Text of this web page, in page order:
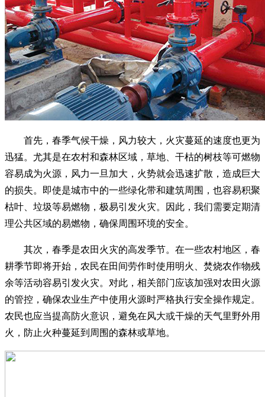
首先，春季气候干燥，风力较大，火灾蔓延的速度也更为
迅猛。尤其是在农村和森林区域，草地、干枯的树枝等可燃物
容易成为火源，风力一旦加大，火势就会迅速扩散，造成巨大
的损失。即使是城市中的一些绿化带和建筑周围，也容易积聚
枯叶、垃圾等易燃物，极易引发火灾。因此，我们需要定期清
理公共区域的易燃物，确保周围环境的安全。
其次，春季是农田火灾的高发季节。在一些农村地区，春
耕季节即将开始，农民在田间劳作时使用明火、焚烧农作物残
余等活动容易引发火灾。对此，相关部门应该加强对农田火源
的管控，确保农业生产中使用火源时严格执行安全操作规定。
农民也应当提高防火意识，避免在风大或干燥的天气里野外用
火，防止火种蔓延到周围的森林或草地。